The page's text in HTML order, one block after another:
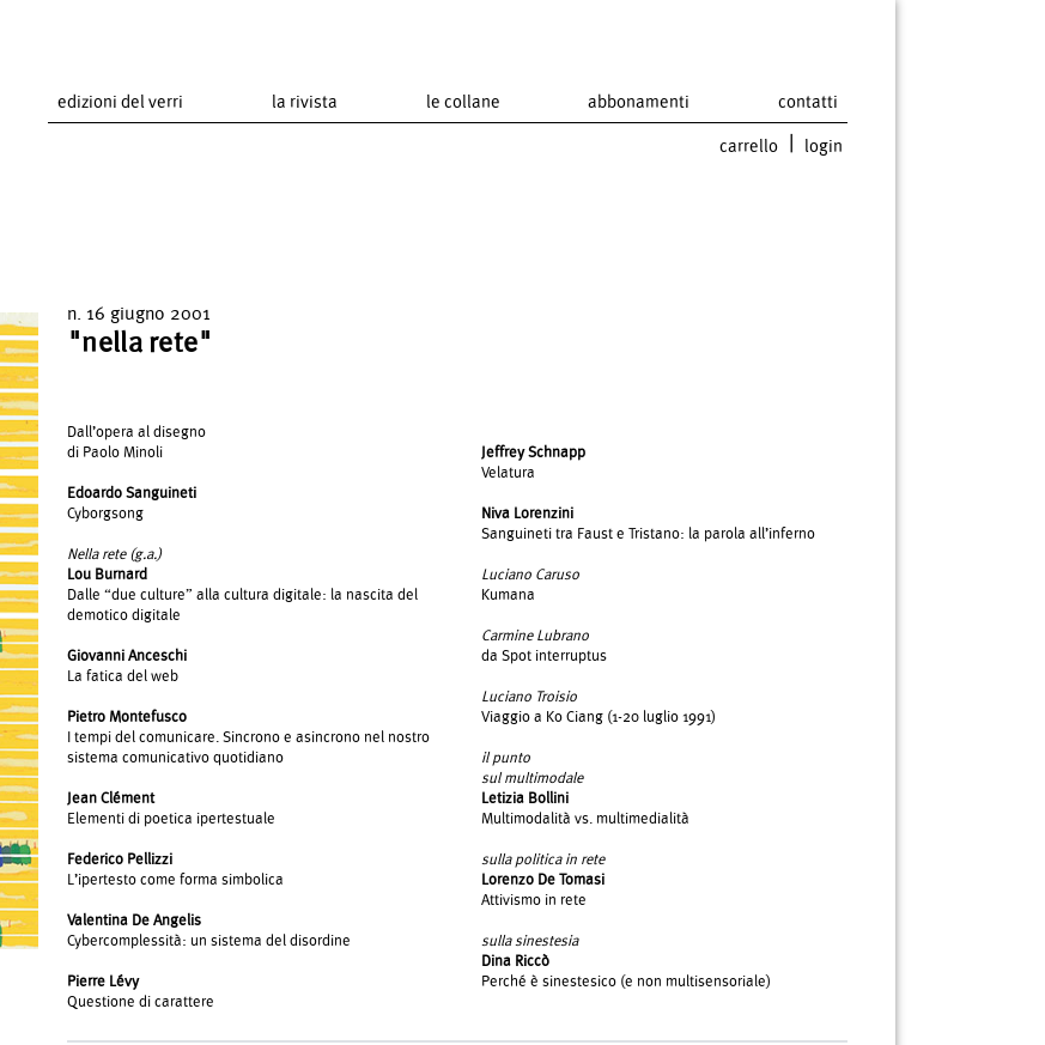
edizioni del verri la rivista le collane abbonamenti contatti
carrello | login
n. 16 giugno 2001
"nella rete"
Dall’opera al disegno
di Paolo Minoli
Edoardo Sanguineti
Cyborgsong
Nella rete (g.a.)
Lou Burnard
Dalle “due culture” alla cultura digitale: la nascita del
demotico digitale
Giovanni Anceschi
La fatica del web
Pietro Montefusco
I tempi del comunicare. Sincrono e asincrono nel nostro
sistema comunicativo quotidiano
Jean Clément
Elementi di poetica ipertestuale
Federico Pellizzi
L’ipertesto come forma simbolica
Valentina De Angelis
Cybercomplessità: un sistema del disordine
Pierre Lévy
Questione di carattere
Jeffrey Schnapp
Velatura
Niva Lorenzini
Sanguineti tra Faust e Tristano: la parola all’inferno
Luciano Caruso
Kumana
Carmine Lubrano
da Spot interruptus
Luciano Troisio
Viaggio a Ko Ciang (1-20 luglio 1991)
il punto
sul multimodale
Letizia Bollini
Multimodalità vs. multimedialità
sulla politica in rete
Lorenzo De Tomasi
Attivismo in rete
sulla sinestesia
Dina Riccò
Perché è sinestesico (e non multisensoriale)